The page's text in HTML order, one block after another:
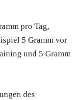
pro Tag,
5 Gramm vor
und 5 Gramm
des